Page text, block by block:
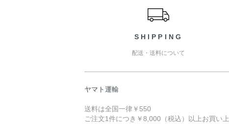
SHIPPING
配送・送料について
ヤマト運輸
送料は全国一律￥550
ご注文1件につき￥8,000（税込）以上お買い上